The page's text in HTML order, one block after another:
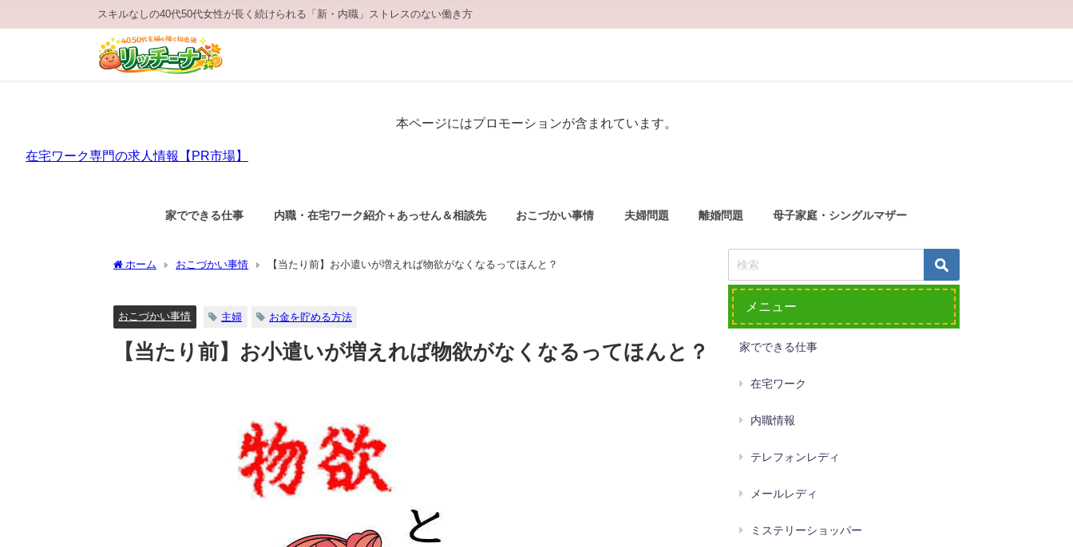
スキルなしの40代50代女性が長く続けられる「新・内職」ストレスのない働き方
本ページにはプロモーションが含まれています。
在宅ワーク専門の求人情報【PR市場】
家でできる仕事 内職・在宅ワーク紹介＋あっせん＆相談先 おこづかい事情 夫婦問題 離婚問題 母子家庭・シングルマザー
ホーム おこづかい事情 【当たり前】お小遣いが増えれば物欲がなくなるってほんと？
おこづかい事情 主婦 お金を貯める方法
【当たり前】お小遣いが増えれば物欲がなくなるってほんと？
メニュー
家でできる仕事
在宅ワーク
内職情報
テレフォンレディ
メールレディ
ミステリーショッパー